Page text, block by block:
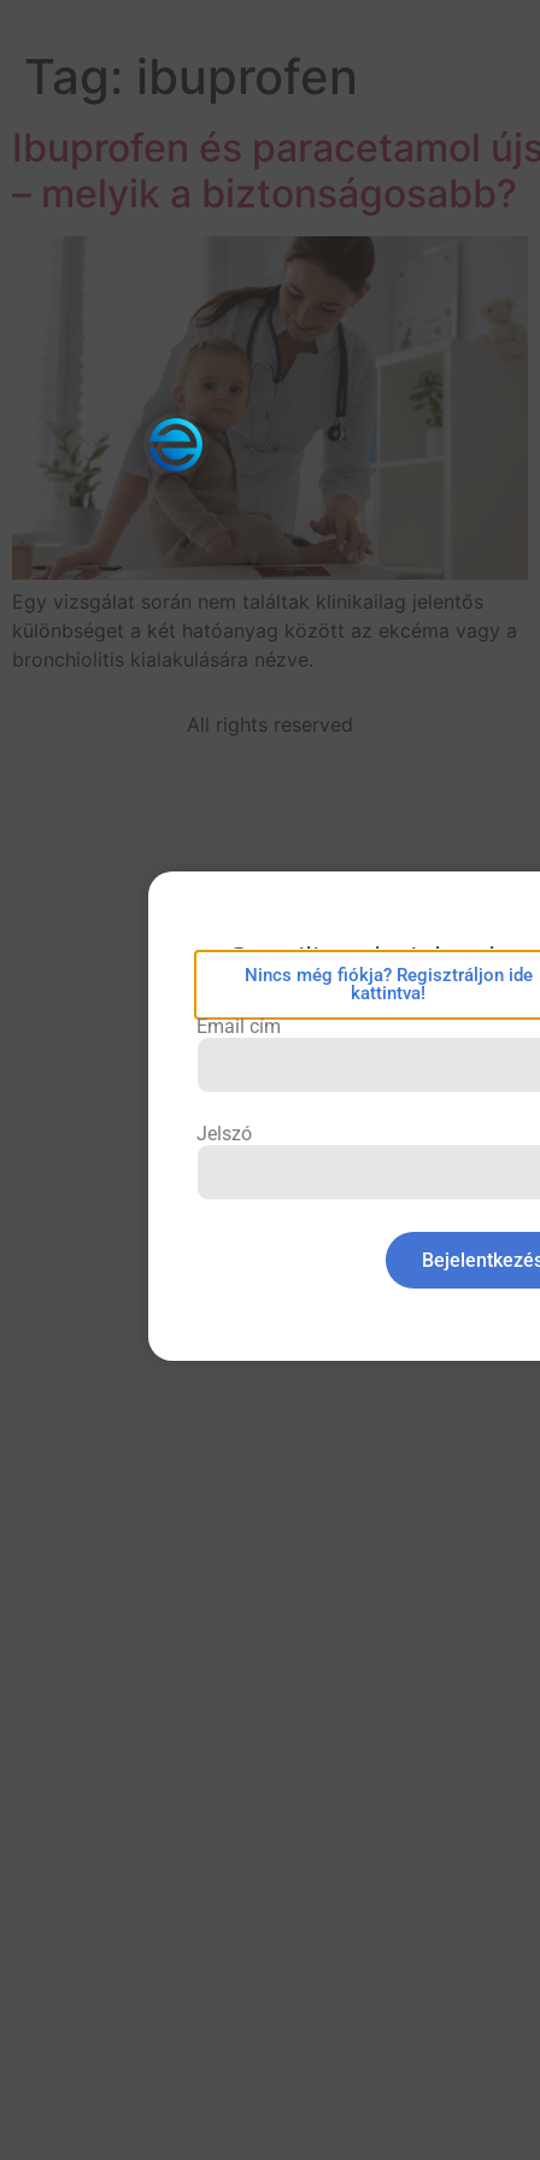
Tag: ibuprofen
Ibuprofen és paracetamol
– melyik a biztonságosabb?
Egy vizsgálat során nem találtak klinikailag jelentős
különbséget a két hatóanyag között az ekcéma vagy a
bronchiolitis kialakulására nézve.
All rights reserved
eConsilium
Nincs még fiókja? Regisztráljon ide
kattintva!
Email cím
Jelszó